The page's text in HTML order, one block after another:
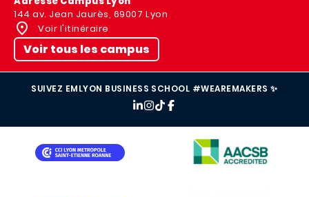
144 av. Jean Jaurès, 69007 Lyon
Voir l'itinéraire
Voir tous les campus
SUIVEZ EMLYON BUSINESS SCHOOL #WEAREMAKERS ✨
IMAGE